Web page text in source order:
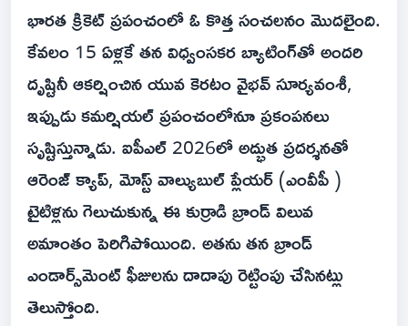
భారత క్రికెట్ ప్రపంచంలో ఓ కొత్త సంచలనం మొదలైంది.
కేవలం 15 ఏళ్లకే తన విధ్వంసకర బ్యాటింగ్‌తో అందరి
దృష్టినీ ఆకర్షించిన యువ కెరటం వైభవ్ సూర్యవంశీ,
ఇప్పుడు కమర్షియల్ ప్రపంచంలోనూ ప్రకంపనలు
సృష్టిస్తున్నాడు. ఐపీఎల్ 2026లో అద్భుత ప్రదర్శనతో
ఆరెంజ్ క్యాప్, మోస్ట్ వాల్యుబుల్ ప్లేయర్ (ఎంవీపీ )
టైటిళ్లను గెలుచుకున్న ఈ కుర్రాడి బ్రాండ్ విలువ
అమాంతం పెరిగిపోయింది. అతను తన బ్రాండ్
ఎండార్స్‌మెంట్ ఫీజులను దాదాపు రెట్టింపు చేసినట్లు
తెలుస్తోంది.